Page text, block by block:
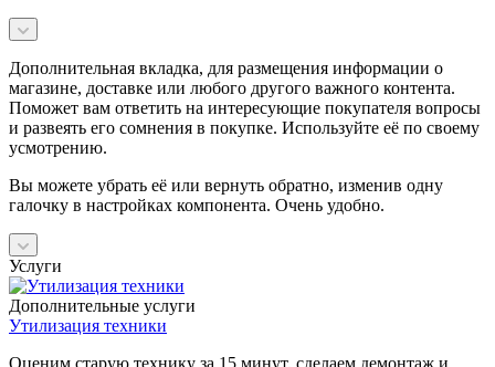
Дополнительная вкладка, для размещения информации о
магазине, доставке или любого другого важного контента.
Поможет вам ответить на интересующие покупателя вопросы
и развеять его сомнения в покупке. Используйте её по своему
усмотрению.
Вы можете убрать её или вернуть обратно, изменив одну
галочку в настройках компонента. Очень удобно.
Услуги
Дополнительные услуги
Утилизация техники
Оценим старую технику за 15 минут, сделаем демонтаж и